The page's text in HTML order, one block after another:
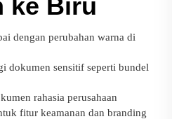
ke Biru
dengan perubahan warna di
dokumen sensitif seperti bundel
rahasia perusahaan
fitur keamanan dan branding